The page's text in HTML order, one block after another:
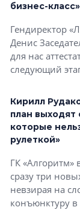
бизнес-класс»
Гендиректор
Денис
для нас
следующий
Кирилл
план
которые
рулеткой»
ГК
сразу три
невзирая на
конъюнктуру